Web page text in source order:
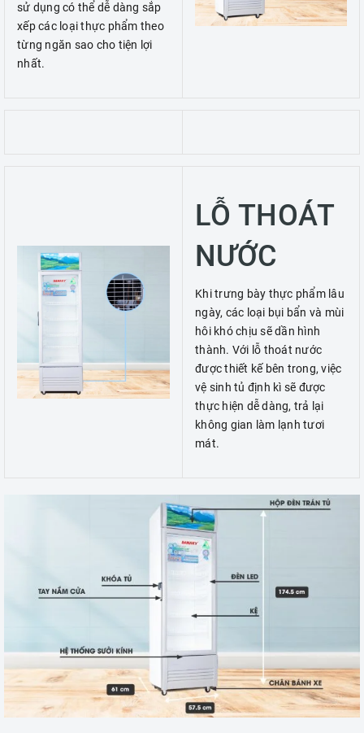
sử dụng có thể dễ dàng sắp
xếp các loại thực phẩm theo
từng ngăn sao cho tiện lợi
nhất.
LỖ THOÁT
NƯỚC
Khi trưng bày thực phẩm lâu
ngày, các loại bụi bẩn và mùi
hôi khó chịu sẽ dần hình
thành. Với lỗ thoát nước
được thiết kế bên trong, việc
vệ sinh tủ định kì sẽ được
thực hiện dễ dàng, trả lại
không gian làm lạnh tươi
mát.